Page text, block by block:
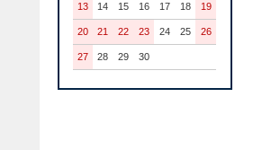
13 14 15 16 17 18 19
20 21 22 23 24 25 26
27 28 29 30